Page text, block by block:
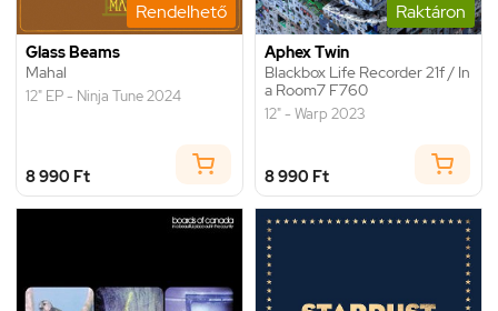
Rendelhető
Glass Beams
Mahal
12" EP - Ninja Tune 2024
8 990 Ft
Raktáron
Aphex Twin
Blackbox Life Recorder 21f / In
a Room7 F760
12" - Warp 2023
8 990 Ft